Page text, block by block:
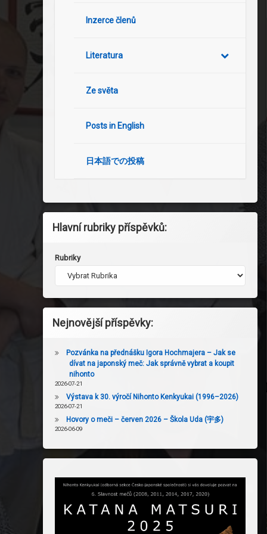
Inzerce členů
Literatura
Ze světa
Posts in English
日本語での投稿
Hlavní rubriky příspěvků:
Rubriky
Nejnovější příspěvky:
Pozvánka na přednášku Igora Hochmajera – Jak se
dívat na japonský meč: Jak správně vybrat a koupit
nihonto
2026-07-21
Výstava k 30. výročí Nihonto Kenkyukai (1996–2026)
2026-07-21
Hovory o meči – červen 2026 – Škola Uda (宇多)
2026-06-09